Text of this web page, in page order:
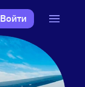
Войти